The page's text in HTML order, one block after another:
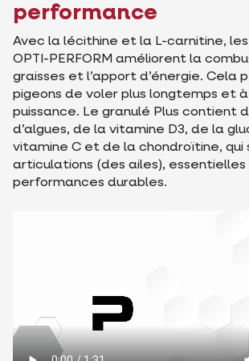
performance
Avec la lécithine et la L-carnitine,
OPTI-PERFORM améliorent la
graisses et l’apport d’énergie. Cela
pigeons de voler plus longtemps et
puissance. Le granulé Plus contient
d’algues, de la vitamine D3, de la
vitamine C et de la chondroïtine, qui
articulations (des ailes), essentielles
performances durables.